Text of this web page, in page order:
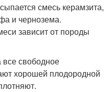
смесь керамзита,
и чернозема.
зависит от породы
свободное
хорошей плодородной